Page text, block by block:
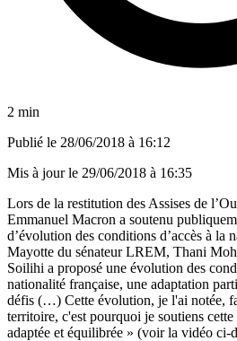
2 min
Publié le 28/06/2018 à 16:12
Mis à jour le 29/06/2018 à 16:35
Lors de la restitution des Assises de
Emmanuel Macron a soutenu
d’évolution des conditions d’accès à la
Mayotte du sénateur LREM, Thani
Soilihi a proposé une évolution des
nationalité française, une adaptation
défis (…) Cette évolution, je l'ai notée,
territoire, c'est pourquoi je soutiens
adaptée et équilibrée » (voir la vidéo ci-